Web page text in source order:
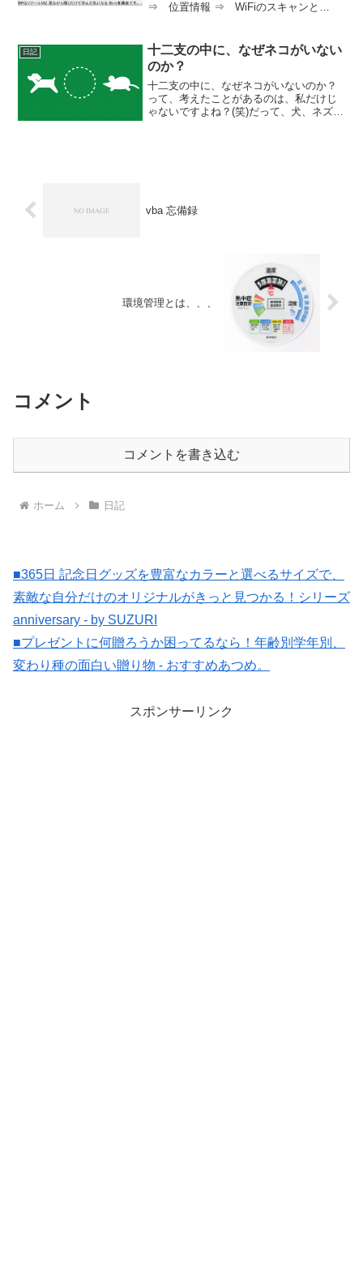
⇒ 位置情報 ⇒ WiFiのスキャンと
ON)Android なら、GPS Connec...
日記
十二支の中に、なぜネコがいない
のか？
十二支の中に、なぜネコがいないのか？
って、考えたことがあるのは、私だけじ
ゃないですよね？(笑)だって、犬、ネズミ
vba 忘備録
環境管理とは、、、
コメント
コメントを書き込む
ホーム 日記
■365日 記念日グッズを豊富なカラーと選べるサイズで、
素敵な自分だけのオリジナルがきっと見つかる！シリーズ
anniversary - by SUZURI
■プレゼントに何贈ろうか困ってるなら！年齢別学年別、
変わり種の面白い贈り物 - おすすめあつめ。
スポンサーリンク